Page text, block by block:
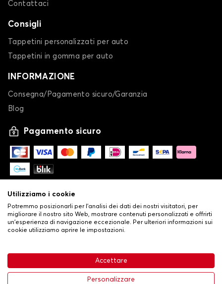
63,99 € Aggiungi al carrello
Contattaci
Consigli
Tappetini personalizzati per auto
Tappetini in gomma per auto
INFORMAZIONE
Consegna/Pagamento sicuro/Garanzia
Blog
Pagamento sicuro
Condizioni generali di vendita•
Politica sulla privacy e sui cookie•Livraison
Utilizziamo i cookie
Potremmo posizionarli per l'analisi dei dati dei nostri visitatori, per
migliorare il nostro sito Web, mostrare contenuti personalizzati e offrirti
un'esperienza di navigazione eccezionale. Per ulteriori informazioni sui
cookie utilizziamo aprire le impostazioni.
Accettare
Personalizzare